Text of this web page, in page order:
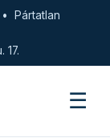
Pártatlan
17.
☰